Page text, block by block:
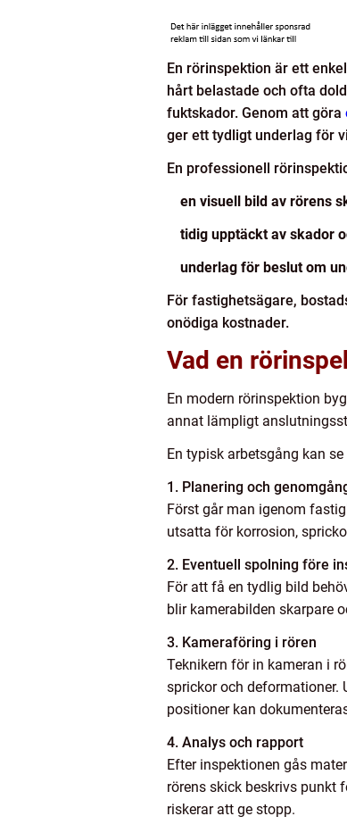
En rörinspektion är ett
hårt belastade och ofta
fuktskador. Genom att göra
ger ett tydligt underlag för
En professionell
en visuell bild av rörens
tidig upptäckt av skador
underlag för beslut om
För fastighetsägare,
onödiga kostnader.
Vad en
En modern rörinspektion
annat lämpligt
En typisk arbetsgång kan se
1. Planering och
Först går man igenom
utsatta för korrosion,
2. Eventuell spolning före
För att få en tydlig bild
blir kamerabilden skarpare
3. Kameraföring i rören
Teknikern för in kameran i
sprickor och deformationer.
positioner kan
4. Analys och rapport
Efter inspektionen gås
rörens skick beskrivs punkt
riskerar att ge stopp.